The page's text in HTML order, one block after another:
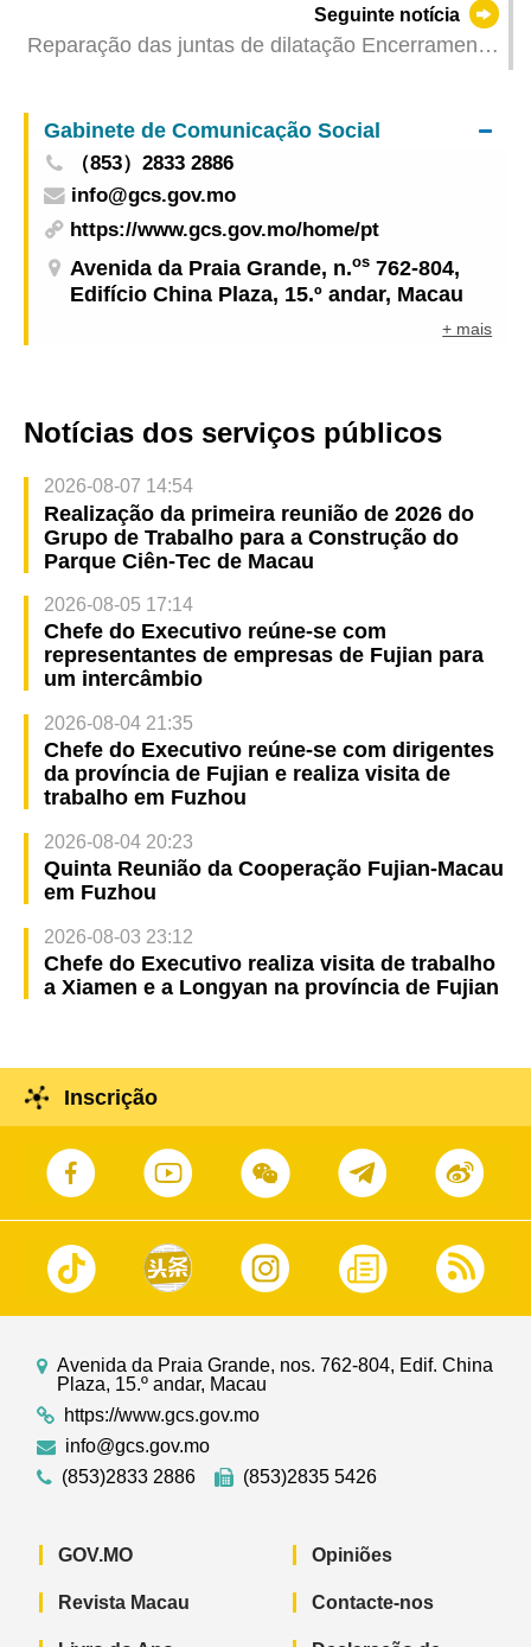
Seguinte notícia
Reparação das juntas de dilatação Encerramento
Gabinete de Comunicação Social
（853）2833 2886
info@gcs.gov.mo
https://www.gcs.gov.mo/home/pt
Avenida da Praia Grande, n.os 762-804,
Edifício China Plaza, 15.º andar, Macau
+ mais
Notícias dos serviços públicos
2026-08-07 14:54
Realização da primeira reunião de 2026 do
Grupo de Trabalho para a Construção do
Parque Ciên-Tec de Macau
2026-08-05 17:14
Chefe do Executivo reúne-se com
representantes de empresas de Fujian para
um intercâmbio
2026-08-04 21:35
Chefe do Executivo reúne-se com dirigentes
da província de Fujian e realiza visita de
trabalho em Fuzhou
2026-08-04 20:23
Quinta Reunião da Cooperação Fujian-Macau
em Fuzhou
2026-08-03 23:12
Chefe do Executivo realiza visita de trabalho
a Xiamen e a Longyan na província de Fujian
Inscrição
Avenida da Praia Grande, nos. 762-804, Edif. China
Plaza, 15.º andar, Macau
https://www.gcs.gov.mo
info@gcs.gov.mo
(853)2833 2886
(853)2835 5426
GOV.MO
Revista Macau
Opiniões
Contacte-nos